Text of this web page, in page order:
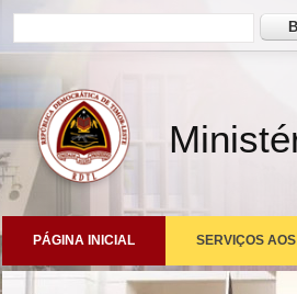
Formulário de busca
PÁGINA INICIAL SERVIÇOS